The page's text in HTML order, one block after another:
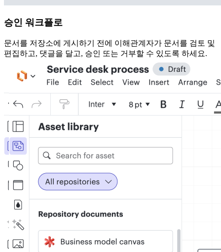
승인 워크플로
문서를 저장소에 게시하기 전에 이해관계자가 문서를 검토 및
편집하고, 댓글을 달고, 승인 또는 거부할 수 있도록 하세요.